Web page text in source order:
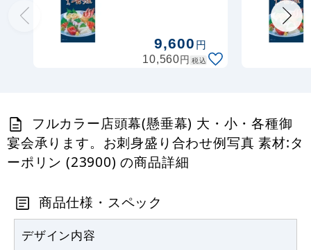
厚手トロマット
(23899)
9,600円
10,560円 税込
フルカラー店頭幕(懸垂幕) 大・小・各種御
宴会承ります。お刺身盛り合わせ例写真 素材:タ
ーポリン (23900) の商品詳細
商品仕様・スペック
デザイン内容